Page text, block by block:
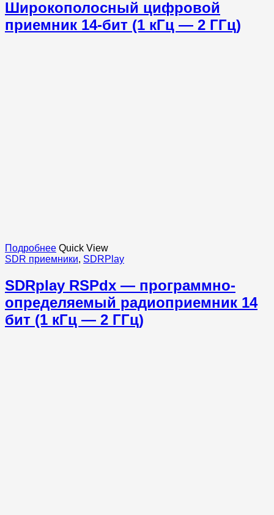
Широкополосный цифровой
приемник 14-бит (1 кГц — 2 ГГц)
Подробнее Quick View
SDR приемники, SDRPlay
SDRplay RSPdx — программно-
определяемый радиоприемник 14
бит (1 кГц — 2 ГГц)